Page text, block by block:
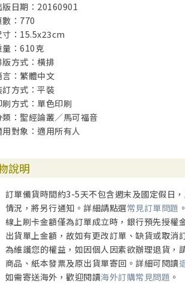
版日期：20160901
數：770
寸：15.5x23cm
量：610克
版方式：橫排
言：繁體中文
訂方式：平裝
刷方式：單色印刷
類：聖經論叢／馬可福音
用對象：適用所有人
說明
訂單備貨時間約3-5天不包含週末及國定假日
情況，將另行通知。詳細請點選常見訂單問題 。
線上刷卡金額僅為訂單成立時，銀行預先授
出貨單上金額，故如有更改訂單、缺貨或取消
為維護您的權益，如因個人因素欲辦理退貨
商品、紙本發票及原出貨單寄回。詳細可閱讀
如需寄送海外，歡迎閱讀海外訂購常見問題 。